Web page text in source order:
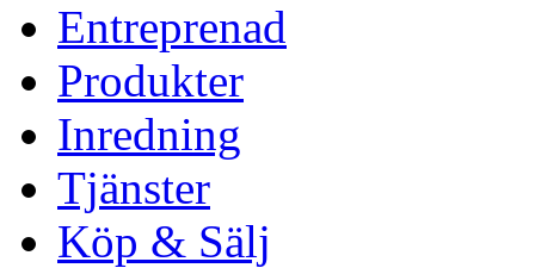
Entreprenad
Produkter
Inredning
Tjänster
Köp & Sälj